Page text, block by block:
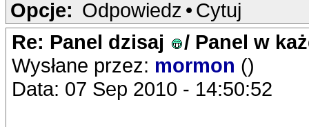
Opcje: Odpowiedz • Cytuj
Re: Panel dzisaj
/ Panel w
Wysłane przez: mormon ()
Data: 07 Sep 2010 - 14:50:52